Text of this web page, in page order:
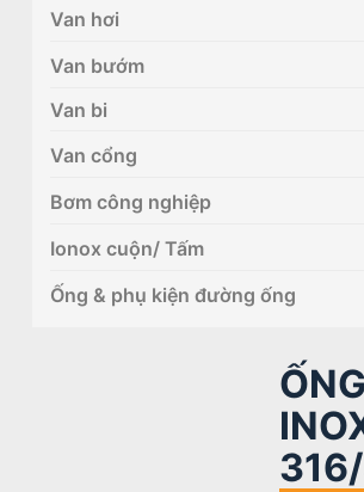
Van hơi
Van bướm
Van bi
Van cổng
Bơm công nghiệp
Ionox cuộn/ Tấm
Ống & phụ kiện đường ống